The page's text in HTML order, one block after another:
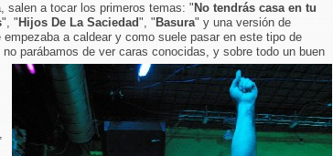
salen a tocar los primeros temas: " No tendrás casa en tu
", " Hijos De La Saciedad", " Basura" y una versión de
a caldear y como suele pasar en este tipo de
parábamos de ver caras conocidas, y sobre todo un buen